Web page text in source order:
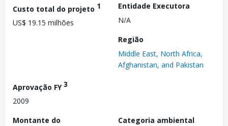
Custo total do projeto 1
US$ 19.15 milhões
Entidade Executora
N/A
Região
Middle East, North Africa,
Afghanistan, and Pakistan
Aprovação FY3
2009
Montante do
Categoria ambiental